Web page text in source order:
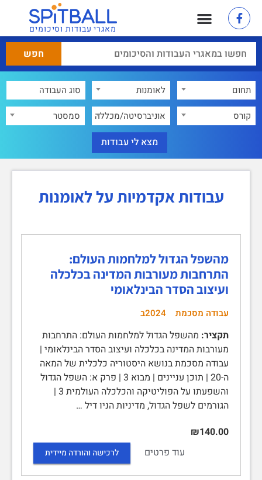
מאגרי עבודות וסיכומים
תחום
לאומנות
קורס
אוניברסיטה/מכללה סמסטר
עבודות אקדמיות על לאומנות
מהשפל הגדול למלחמות העולם:
התרחבות מעורבות המדינה בכלכלה
ועיצוב הסדר הבינלאומי
עבודה מסכמת 2024ב
תקציר: מהשפל הגדול למלחמות העולם: התרחבות
מעורבות המדינה בכלכלה ועיצוב הסדר הבינלאומי |
עבודה מסכמת בנושא היסטוריה כלכלית של המאה
ה-20 | תוכן עניינים | מבוא 3 | פרק א: השפל הגדול
והשפעתו על הפוליטיקה והכלכלה העולמית 3 |
הגורמים לשפל הגדול, מדיניות הניו דיל …
₪140.00
עוד פרטים
לרכישה והורדה מיידית